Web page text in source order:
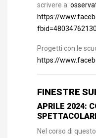
scrivere a:
https://
Progetti con le
https://
FINESTRE
APRILE 2024:
Nel corso di